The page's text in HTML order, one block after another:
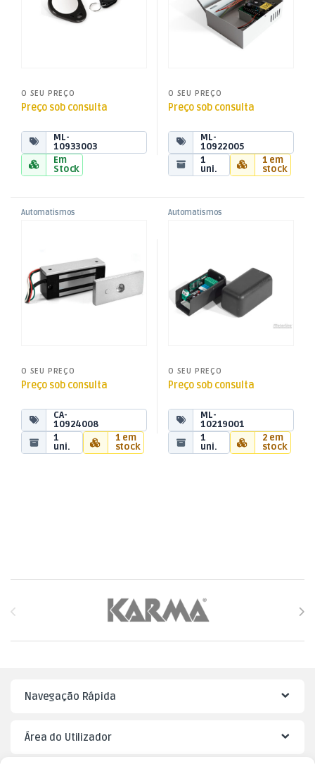
O SEU PREÇO
Preço sob consulta
ML-
10933003
Em
Stock
O SEU PREÇO
Preço sob consulta
ML-
10922005
1
uni.
1 em
stock
Automatismos
O SEU PREÇO
Preço sob consulta
CA-
10924008
1
uni.
1 em
stock
Automatismos
O SEU PREÇO
Preço sob consulta
ML-
10219001
1
uni.
2 em
stock
Brands Carousel
Navegação Rápida
Área do Utilizador